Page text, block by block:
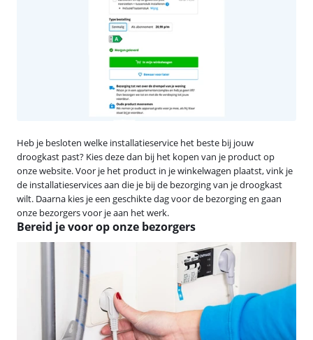
Heb je besloten welke installatieservice het beste bij jouw
droogkast past? Kies deze dan bij het kopen van je product op
onze website. Voor je het product in je winkelwagen plaatst, vink je
de installatieservices aan die je bij de bezorging van je droogkast
wilt. Daarna kies je een geschikte dag voor de bezorging en gaan
onze bezorgers voor je aan het werk.
Bereid je voor op onze bezorgers